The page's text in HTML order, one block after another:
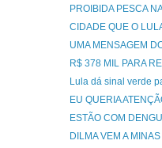
PROIBIDA PESCA
CIDADE QUE O
UMA MENSAGEM
R$ 378 MIL PARA
Lula dá sinal verde
EU QUERIA
ESTÃO COM
DILMA VEM A